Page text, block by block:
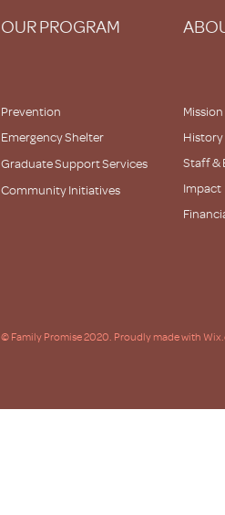
OUR PROGRAM
Prevention
Emergency Shelter
Graduate Support Services
Community Initiatives
History
Staff &
Impact
© Family Promise 2020. Proudly made with